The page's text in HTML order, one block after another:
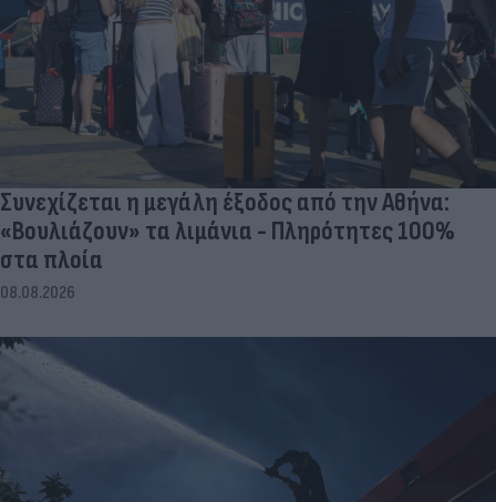
Συνεχίζεται η μεγάλη έξοδος από την Αθήνα:
«Βουλιάζουν» τα λιμάνια - Πληρότητες 100%
στα πλοία
08.08.2026